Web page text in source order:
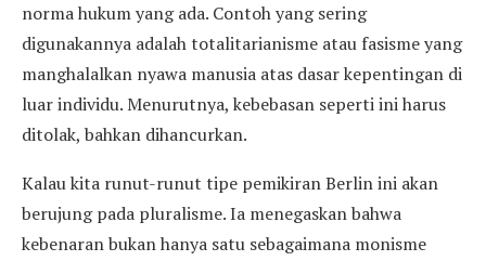
norma hukum yang ada. Contoh yang sering
digunakannya adalah totalitarianisme atau fasisme yang
manghalalkan nyawa manusia atas dasar kepentingan di
luar individu. Menurutnya, kebebasan seperti ini harus
ditolak, bahkan dihancurkan.
Kalau kita runut-runut tipe pemikiran Berlin ini akan
berujung pada pluralisme. Ia menegaskan bahwa
kebenaran bukan hanya satu sebagaimana monisme